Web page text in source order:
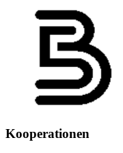
Kooperationen